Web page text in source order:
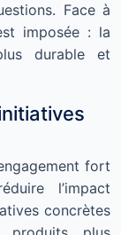
Face à
imposée : la
durable et
fort
l’impact
concrètes